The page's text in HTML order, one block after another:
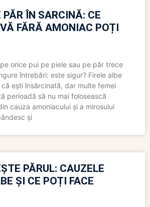
PĂR ÎN SARCINĂ: CE
FĂRĂ AMONIAC POȚI
orice pui pe piele sau pe păr trece
întrebări: este sigur? Firele albe
ești însărcinată, dar multe femei
perioadă să nu mai folosească
cauza amoniacului și a mirosului
și
PĂRUL: CAUZELE
ȘI CE POȚI FACE